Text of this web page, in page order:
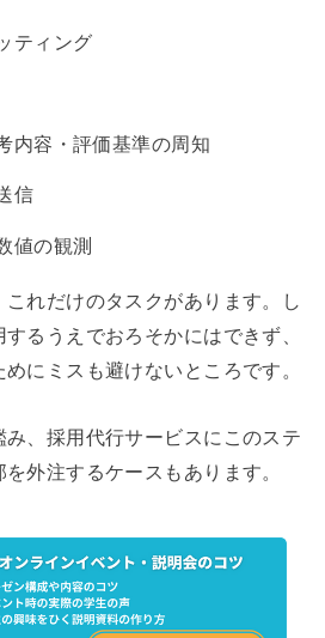
ティング
内容・評価基準の周知
信
値の観測
れだけのタスクがあります。し
るうえでおろそかにはできず、
にミスも避けないところです。
、採用代行サービスにこのステ
外注するケースもあります。